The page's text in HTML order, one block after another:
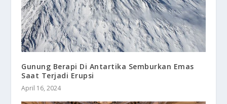
Gunung Berapi Di Antartika Semburkan Emas
Saat Terjadi Erupsi
April 16, 2024